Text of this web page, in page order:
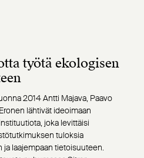
työtä ekologisen
2014 Antti Majava, Paavo
lähtivät ideoimaan
joka levittäisi
tuloksia
ja laajempaan tietoisuuteen.